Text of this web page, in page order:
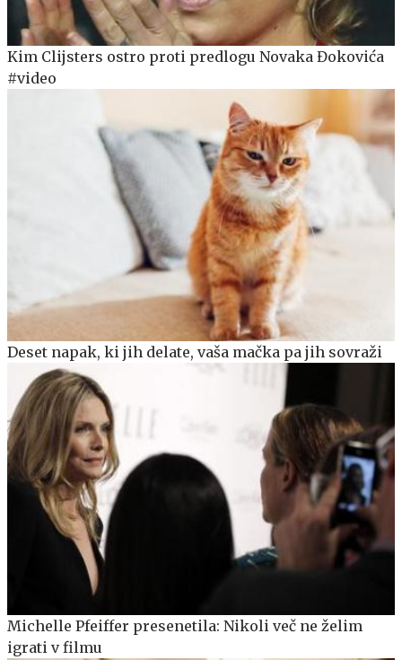
Kim Clijsters ostro proti predlogu Novaka Đokovića
#video
Deset napak, ki jih delate, vaša mačka pa jih sovraži
Michelle Pfeiffer presenetila: Nikoli več ne želim
igrati v filmu